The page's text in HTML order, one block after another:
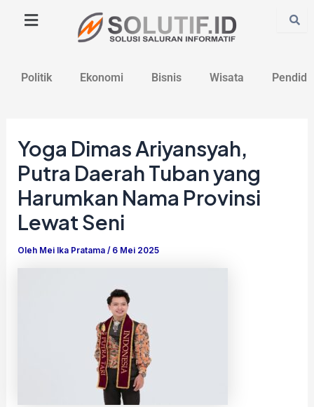
Politik Ekonomi Bisnis Wisata
Yoga Dimas Ariyansyah,
Putra Daerah Tuban yang
Harumkan Nama Provinsi
Lewat Seni
Oleh Mei Ika Pratama/ 6 Mei 2025
navigation